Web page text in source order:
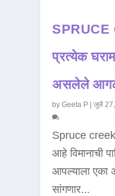
SPRUCE
प्रत्येक
असलेले
byGeeta P |जुलै
Spruce creek
आहे विमानाची
आपल्याला एका
सांगणार...